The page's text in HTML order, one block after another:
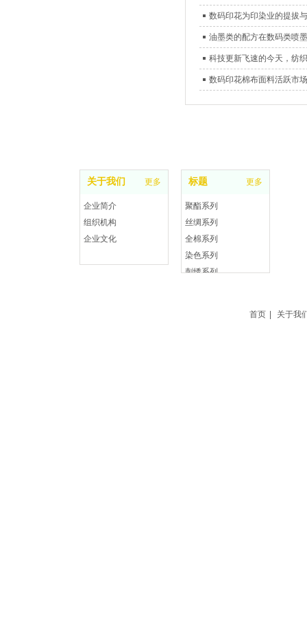
数码印花为印染业的提拔
油墨类的配方在数码类喷
科技更新飞速的今天，纺
数码印花棉布面料活跃市场
关于我们 更多
企业简介
组织机构
企业文化
标题 更多
聚酯系列
丝绸系列
全棉系列
染色系列
刺绣系列
首页 关于我